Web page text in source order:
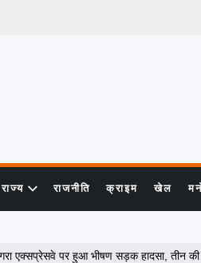
राज्य राजनीति क्राइम खेल
पर हुआ भीषण सड़क हादसा, तीन की मौत,